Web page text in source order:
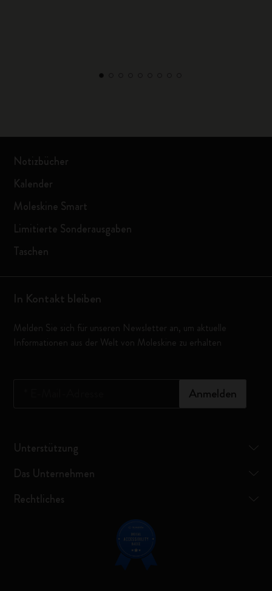
Notizbücher
Kalender
Moleskine Smart
Limitierte Sonderausgaben
Taschen
In Kontakt bleiben
Melden Sie sich für unseren Newsletter an, um aktuelle
Informationen aus der Welt von Moleskine zu erhalten
Anmelden
Unterstützung
Das Unternehmen
Rechtliches